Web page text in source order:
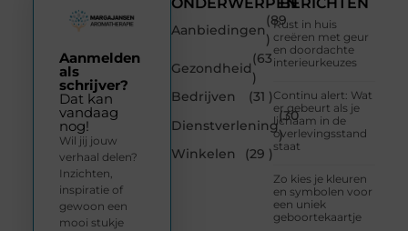
Aanbiedingen
(89
)
Gezondheid
(63
)
Bedrijven
(31 )
Dienstverlening
(30
)
Winkelen
(29 )
Rust in huis
creëren met geur
en doordachte
interieurkeuzes
Continu alert: Wat
er gebeurt als je
lichaam in de
overlevingsstand
staat
Zo kies je kleuren
en symbolen voor
een uniek
geboortekaartje
Aanmelden
als
schrijver?
Dat kan
vandaag
nog!
Wil jij jouw
verhaal delen?
Inzichten,
inspiratie of
gewoon een
mooi stukje